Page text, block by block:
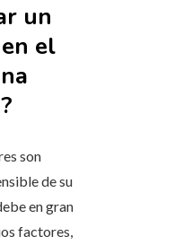
un
el
son
de su
en gran
factores,